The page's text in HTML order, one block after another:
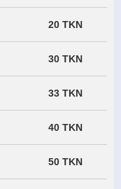
20 TKN
30 TKN
33 TKN
40 TKN
50 TKN